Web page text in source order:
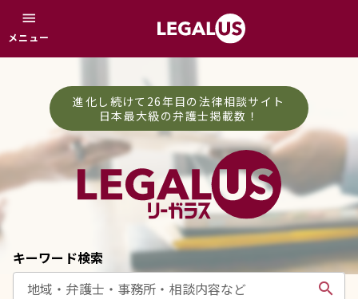
menu
メニュー
進化し続けて26年目の法律相談サイト
日本最大級の弁護士掲載数！
キーワード検索
search